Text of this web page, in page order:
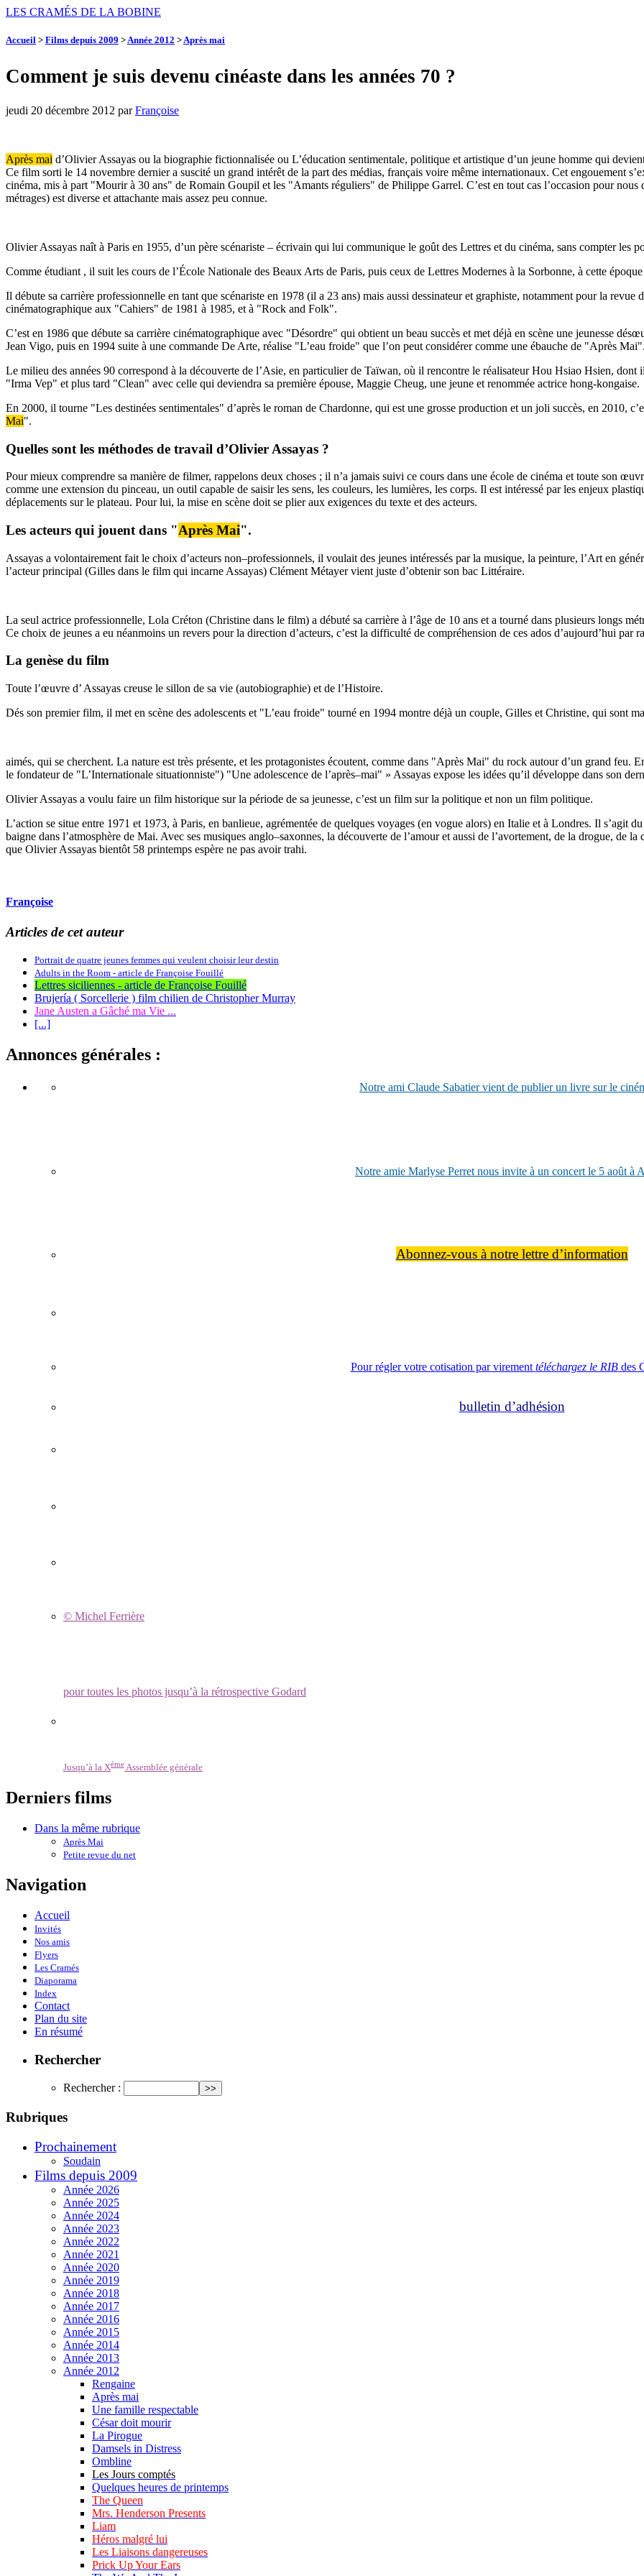
LES CRAMÉS DE LA BOBINE
Accueil > Films depuis 2009 >Année 2012 >Après mai
Comment je suis devenu cinéaste dans les années 70 ?
jeudi 20 décembre 2012 parFrançoise
Après mai d’Olivier Assayas ou la biographie fictionnalisée ou L’éducation sentimentale, politique et artistique d’un jeune homme qui
Ce film sorti le 14 novembre dernier a suscité un grand intérêt de la part des médias, français voire même internationaux. Cet engouement
cinéma, mis à part "Mourir à 30 ans" de Romain Goupil et les "Amants réguliers" de Philippe Garrel. C’est en tout cas l’occasion pour
métrages) est diverse et attachante mais assez peu connue.
Olivier Assayas naît à Paris en 1955, d’un père scénariste – écrivain qui lui communique le goût des Lettres et du cinéma, sans compter les
Comme étudiant , il suit les cours de l’École Nationale des Beaux Arts de Paris, puis ceux de Lettres Modernes à la Sorbonne, à cette
Il débute sa carrière professionnelle en tant que scénariste en 1978 (il a 23 ans) mais aussi dessinateur et graphiste, notamment pour la
cinématographique aux "Cahiers" de 1981 à 1985, et à "Rock and Folk".
C’est en 1986 que débute sa carrière cinématographique avec "Désordre" qui obtient un beau succès et met déjà en scène une jeunesse
Jean Vigo, puis en 1994 suite à une commande De Arte, réalise "L’eau froide" que l’on peut considérer comme une ébauche de "Après Mai".
Le milieu des années 90 correspond à la découverte de l’Asie, en particulier de Taïwan, où il rencontre le réalisateur Hou Hsiao Hsien,
"Irma Vep" et plus tard "Clean" avec celle qui deviendra sa première épouse, Maggie Cheug, une jeune et renommée actrice hong-kongaise.
En 2000, il tourne "Les destinées sentimentales" d’après le roman de Chardonne, qui est une grosse production et un joli succès, en 2010,
Mai".
Quelles sont les méthodes de travail d’Olivier Assayas ?
Pour mieux comprendre sa manière de filmer, rappelons deux choses ; il n’a jamais suivi ce cours dans une école de cinéma et toute son
comme une extension du pinceau, un outil capable de saisir les sens, les couleurs, les lumières, les corps. Il est intéressé par les enjeux
déplacements sur le plateau. Pour lui, la mise en scène doit se plier aux exigences du texte et des acteurs.
Les acteurs qui jouent dans "Après Mai".
Assayas a volontairement fait le choix d’acteurs non–professionnels, il voulait des jeunes intéressés par la musique, la peinture, l’Art en
l’acteur principal (Gilles dans le film qui incarne Assayas) Clément Métayer vient juste d’obtenir son bac Littéraire.
La seul actrice professionnelle, Lola Créton (Christine dans le film) a débuté sa carrière à l’âge de 10 ans et a tourné dans plusieurs longs
Ce choix de jeunes a eu néanmoins un revers pour la direction d’acteurs, c’est la difficulté de compréhension de ces ados d’aujourd’hui par
La genèse du film
Toute l’œuvre d’ Assayas creuse le sillon de sa vie (autobiographie) et de l’Histoire.
Dés son premier film, il met en scène des adolescents et "L’eau froide" tourné en 1994 montre déjà un couple, Gilles et Christine, qui sont
aimés, qui se cherchent. La nature est très présente, et les protagonistes écoutent, comme dans "Après Mai" du rock autour d’un grand
le fondateur de "L’Internationale situationniste") "Une adolescence de l’après–mai" » Assayas expose les idées qu’il développe dans son
Olivier Assayas a voulu faire un film historique sur la période de sa jeunesse, c’est un film sur la politique et non un film politique.
L’action se situe entre 1971 et 1973, à Paris, en banlieue, agrémentée de quelques voyages (en vogue alors) en Italie et à Londres. Il s’agit
baigne dans l’atmosphère de Mai. Avec ses musiques anglo–saxonnes, la découverte de l’amour et aussi de l’avortement, de la drogue, de
que Olivier Assayas bientôt 58 printemps espère ne pas avoir trahi.
Françoise
Articles de cet auteur
Portrait de quatre jeunes femmes qui veulent choisir leur destin
Adults in the Room - article de Françoise Fouillé
Lettres siciliennes - article de Françoise Fouillé
Brujería ( Sorcellerie ) film chilien de Christopher Murray
Jane Austen a Gâché ma Vie ...
[...]
Annonces générales :
Notre ami Claude Sabatier vient de publier un livre sur le
Notre amie Marlyse Perret nous invite à un concert le 5 août à
Abonnez-vous à notre lettre d’information
Pour régler votre cotisation par virement téléchargez le RIBdes
bulletin d’adhésion
© Michel Ferrière
pour toutes les photos jusqu’à la rétrospective Godard
Jusqu’à la XèmeAssemblée générale
Derniers films
Dans la même rubrique
Après Mai
Petite revue du net
Navigation
Accueil
Invités
Nos amis
Flyers
Les Cramés
Diaporama
Index
Contact
Plan du site
En résumé
Rechercher
Rechercher :
Rubriques
Prochainement
Soudain
Films depuis 2009
Année 2026
Année 2025
Année 2024
Année 2023
Année 2022
Année 2021
Année 2020
Année 2019
Année 2018
Année 2017
Année 2016
Année 2015
Année 2014
Année 2013
Année 2012
Rengaine
Après mai
Une famille respectable
César doit mourir
La Pirogue
Damsels in Distress
Ombline
Les Jours comptés
Quelques heures de printemps
The Queen
Mrs. Henderson Presents
Liam
Héros malgré lui
Les Liaisons dangereuses
Prick Up Your Ears